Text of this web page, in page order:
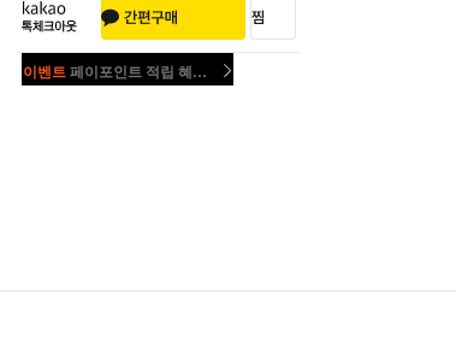
이벤트 페이포인트 적립 혜택 2배 UP!